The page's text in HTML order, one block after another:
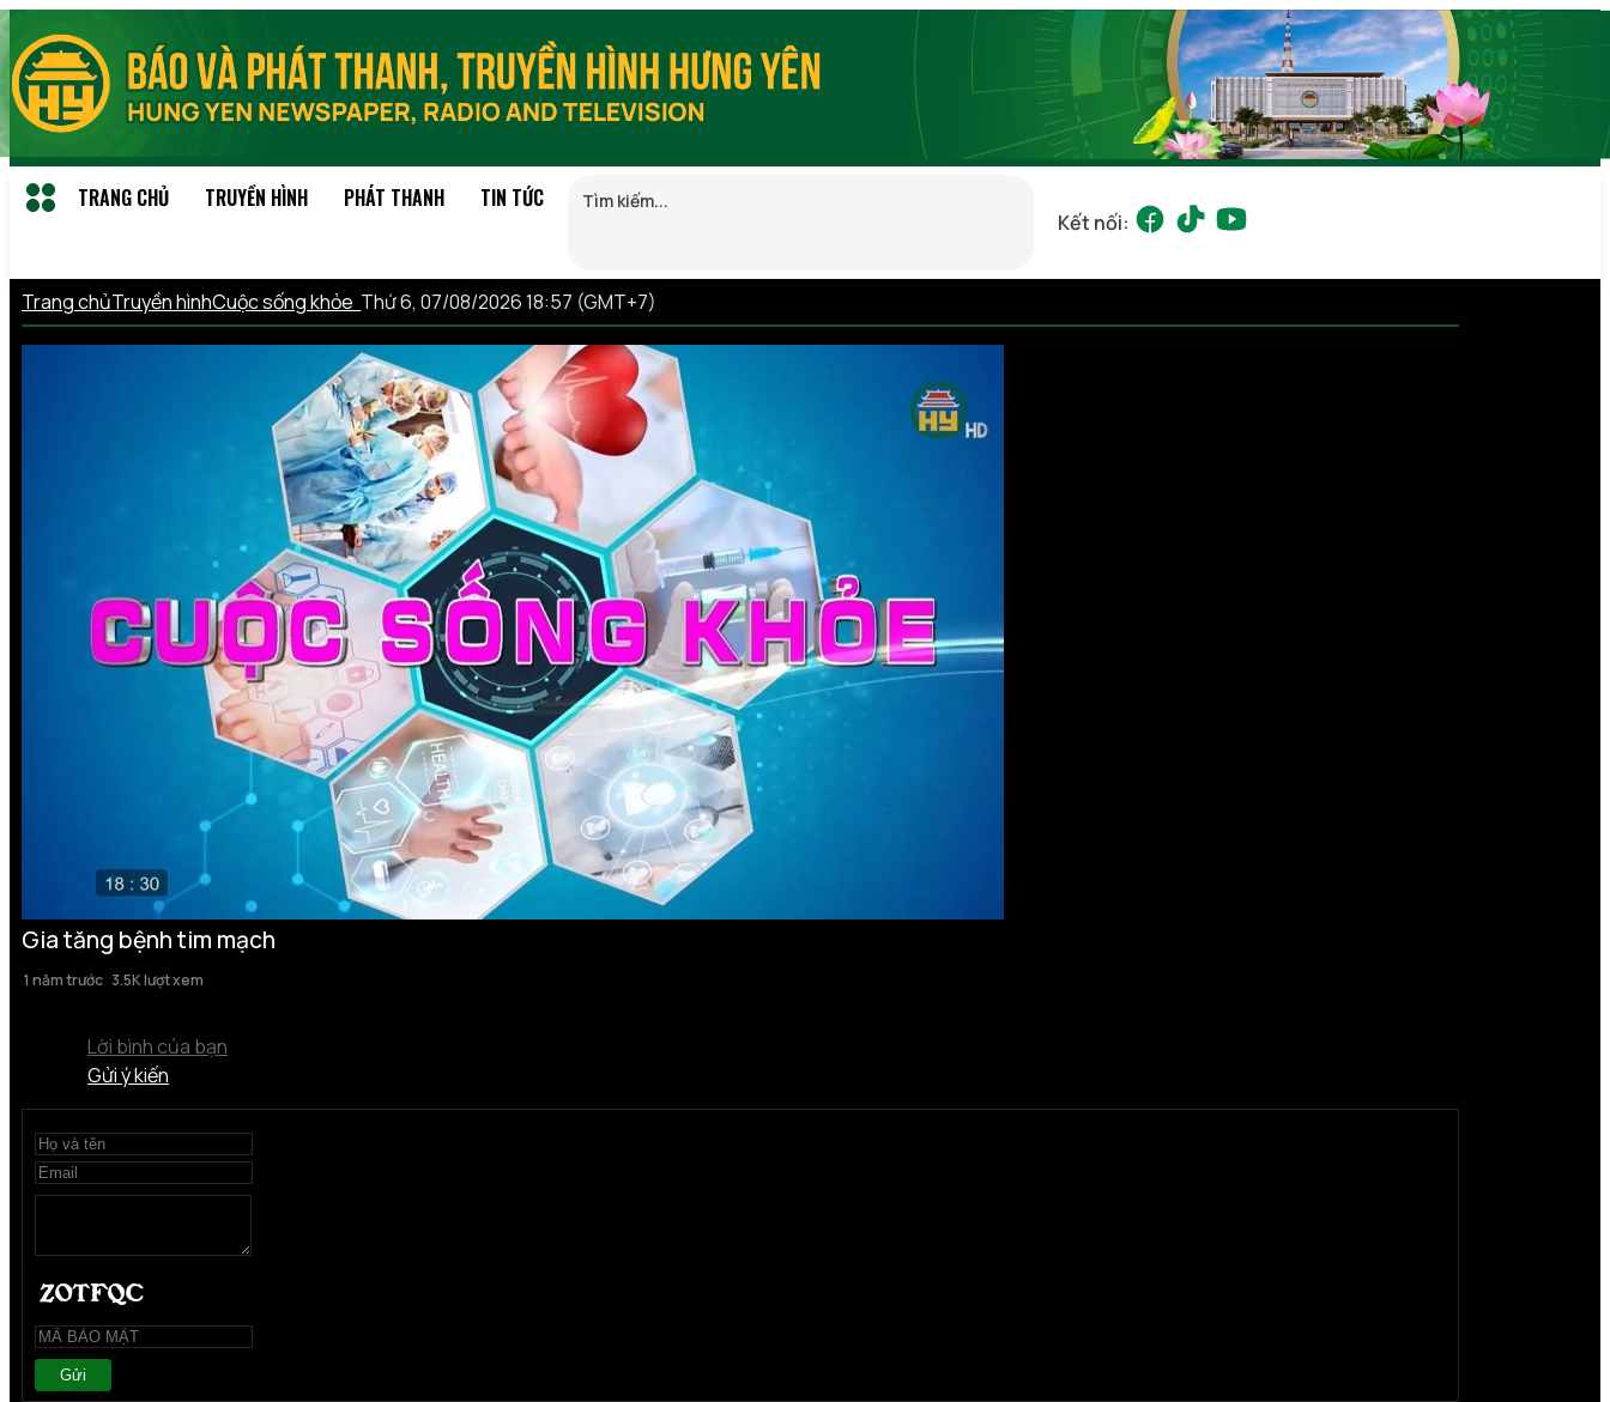
TRANG CHỦ TRUYỀN HÌNH PHÁT THANH TIN TỨC
Kết nối:
Trang chủTruyền hìnhCuộc sống khỏe Thứ 6, 07/08/2026 18:57 (GMT+7)
Gia tăng bệnh tim mạch
1 năm trước 3.5K lượt xem
Lời bình của bạn
Gửi ý kiến
Gửi